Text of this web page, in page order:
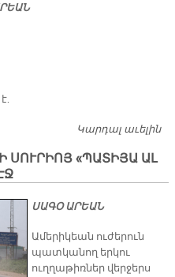
Կարդալ աւելին
ՍՈՒՐԻՈՅ «ՊԱՏԻՅԱ ԱԼ
ՍԱԳՕ ԱՐԵԱՆ
Ամերիկեան ուժերուն
պատկանող երկու
ուղղաթիռներ վերջերս